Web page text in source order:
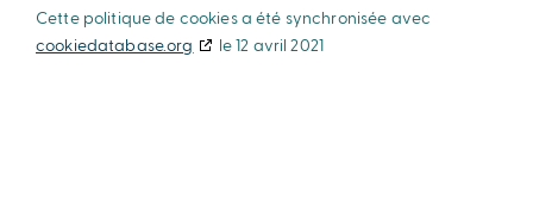
Cette politique de cookies a été synchronisée avec
cookiedatabase.org
le 12 avril 2021